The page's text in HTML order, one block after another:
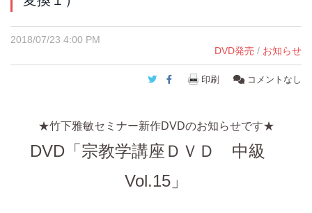
2018/07/23 4:00 PM
DVD発売 / お知らせ
Twitter
Facebook
印刷 コメントなし
★竹下雅敏セミナー新作DVDのお知らせです★
DVD 「宗教学講座ＤＶＤ 中級
Vol.15」